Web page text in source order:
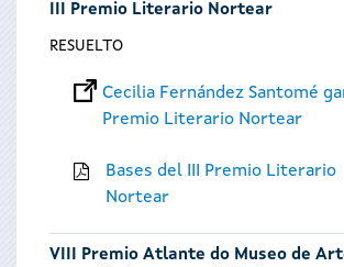
III Premio Literario Nortear
RESUELTO
Cecilia Fernández Santomé
Premio Literario Nortear
Bases del III Premio Literario
Nortear
VIII Premio Atlante do Museo de